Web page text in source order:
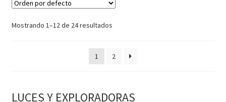
Mostrando 1–12 de 24 resultados
1 2
LUCES Y EXPLORADORAS